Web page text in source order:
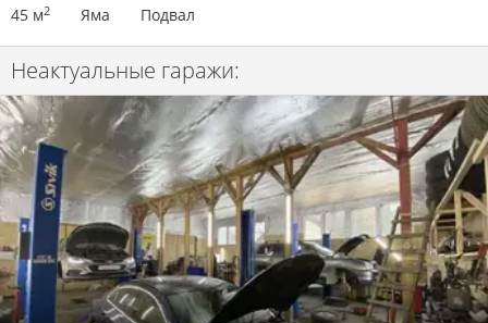
45 м2 Яма Подвал
Неактуальные гаражи: